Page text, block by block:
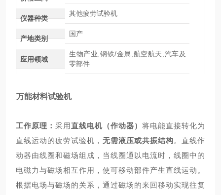
仪器种类
其他疲劳试验机
产地类别
国产
应用领域
生物产业,钢铁/金属,航空航天,汽车及
零部件
万能材料试验机
工作原理： 采用直线电机（作动器） 将电能直接转化为
直线运动的疲劳试验机， 无需液压或共振结构。直线作
动器由线圈和磁场组成，当线圈通以电流时，线圈中的
电磁力与磁场相互作用，使可移动部件产生直线运动。
根据电场与磁场的关系，通过磁场的来回移动实现往复